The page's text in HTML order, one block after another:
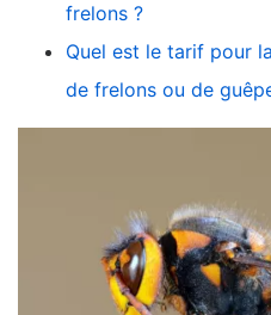
frelons ?
Quel est le tarif pour
de frelons ou de